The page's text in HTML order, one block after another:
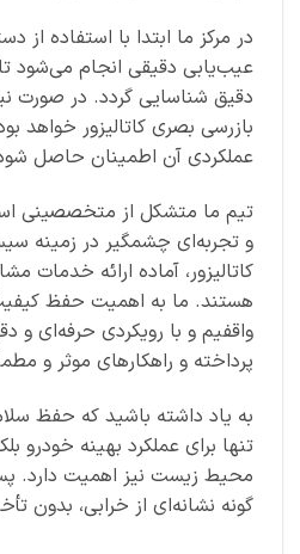
در مرکز ما ابتدا با استفاده از
عیب‌یابی دقیقی انجام می‌شود
دقیق شناسایی گردد. در صورت
بازرسی بصری کاتالیزور خواهد
عملکردی آن اطمینان حاصل
تیم ما متشکل از متخصصینی
و تجربه‌ای چشمگیر در زمینه
کاتالیزور، آماده ارائه خدمات
هستند. ما به اهمیت حفظ
واقفیم و با رویکردی حرفه‌ای
پرداخته و راهکارهای موثر و
به یاد داشته باشید که حفظ
تنها برای عملکرد بهینه خودرو
محیط زیست نیز اهمیت دارد.
گونه نشانه‌ای از خرابی، بدون